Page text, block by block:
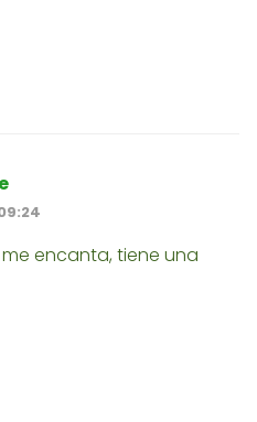
encanta, tiene una